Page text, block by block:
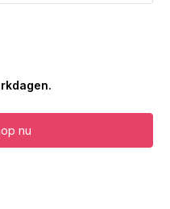
nu